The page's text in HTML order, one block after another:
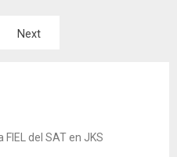
Next
del SAT en JKS